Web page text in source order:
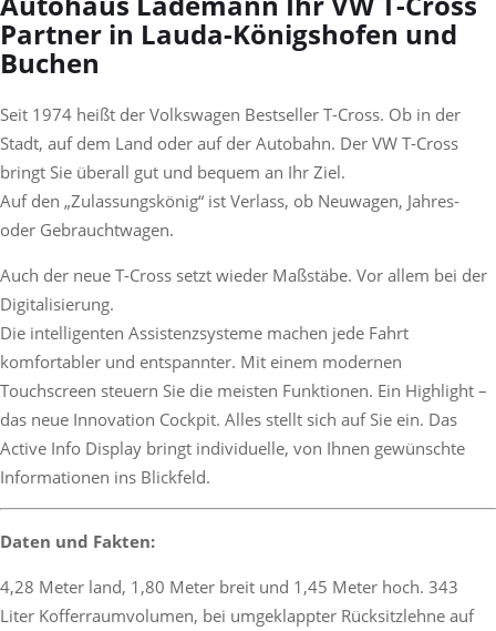
Partner in Lauda-Königshofen und
Buchen
Seit 1974 heißt der Volkswagen Bestseller T-Cross. Ob in der
Stadt, auf dem Land oder auf der Autobahn. Der VW T-Cross
bringt Sie überall gut und bequem an Ihr Ziel.
Auf den „Zulassungskönig“ ist Verlass, ob Neuwagen, Jahres-
oder Gebrauchtwagen.
Auch der neue T-Cross setzt wieder Maßstäbe. Vor allem bei der
Digitalisierung.
Die intelligenten Assistenzsysteme machen jede Fahrt
komfortabler und entspannter. Mit einem modernen
Touchscreen steuern Sie die meisten Funktionen. Ein Highlight –
das neue Innovation Cockpit. Alles stellt sich auf Sie ein. Das
Active Info Display bringt individuelle, von Ihnen gewünschte
Informationen ins Blickfeld.
Daten und Fakten:
4,28 Meter land, 1,80 Meter breit und 1,45 Meter hoch. 343
Liter Kofferraumvolumen, bei umgeklappter Rücksitzlehne auf